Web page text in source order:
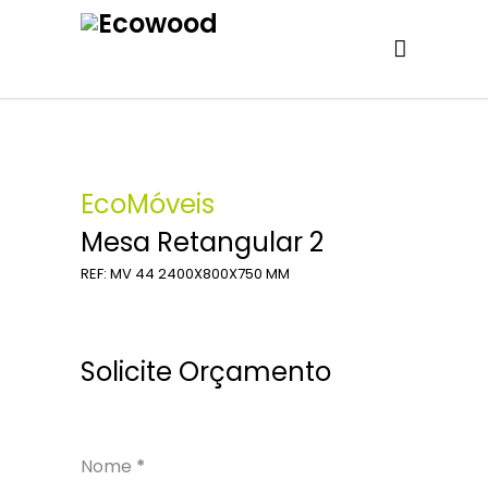
EcoMóveis
Mesa Retangular 2
REF: MV 44 2400X800X750 MM
Solicite Orçamento
Nome *